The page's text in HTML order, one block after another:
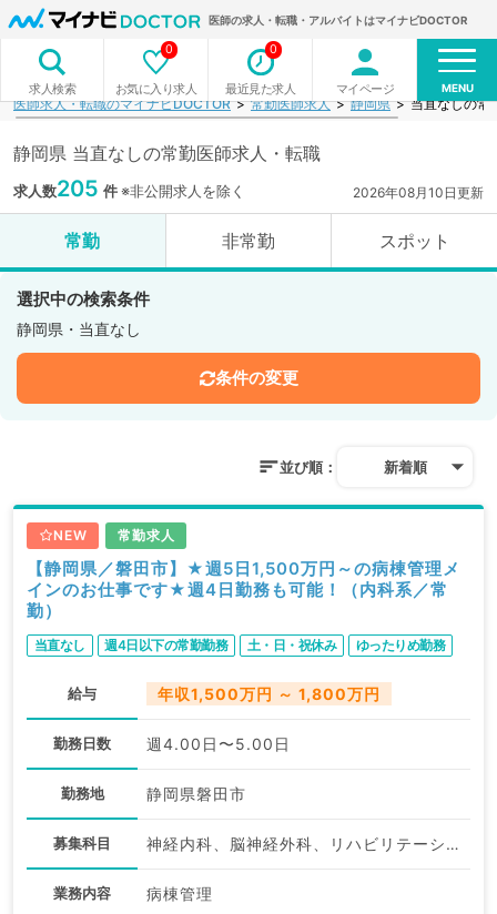
医師の求人・転職・アルバイトはマイナビDOCTOR
求人検索 お気に入り求人
0
最近見た求人
0
マイページ MENU
医師求人・転職のマイナビDOCTOR 常勤医師求人 静岡県 当直なしの常
静岡県 当直なしの常勤医師求人・転職
求人数205 件※非公開求人を除く 2026年08月10日更新
常勤 非常勤 スポット
選択中の検索条件
静岡県・当直なし
条件の変更
並び順： 新着順
NEW 常勤求人
【静岡県／磐田市】★週5日1,500万円～の病棟管理メ
インのお仕事です★週4日勤務も可能！（内科系／常
勤）
当直なし 週4日以下の常勤勤務 土・日・祝休み ゆったりめ勤務
給与 年収1,500万円 ～ 1,800万円
勤務日数 週4.00日〜5.00日
勤務地 静岡県磐田市
募集科目 神経内科、脳神経外科、リハビリテーション科、一般内科、呼吸器内科
業務内容 病棟管理